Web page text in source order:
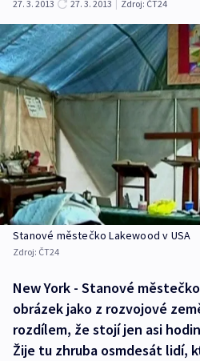
27. 3. 2013
27. 3. 2013 | Zdroj: ČT24
Stanové městečko Lakewood v USA
Zdroj: ČT24
New York - Stanové
obrázek jako z rozvojové
rozdílem, že stojí jen asi
Žije tu zhruba osmdesát lidí,